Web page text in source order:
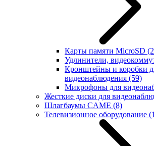
Карты памяти MicroSD
Удлинители,
Кронштейны и коробки
видеонаблюдения (59)
Микрофоны для
Жесткие диски для
Шлагбаумы CAME (8)
Телевизионное оборудование